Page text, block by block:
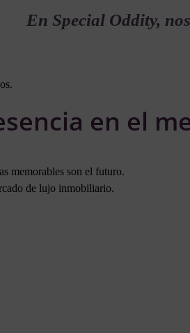
En Special Oddity,
en el
memorables son el futuro.
de lujo inmobiliario.